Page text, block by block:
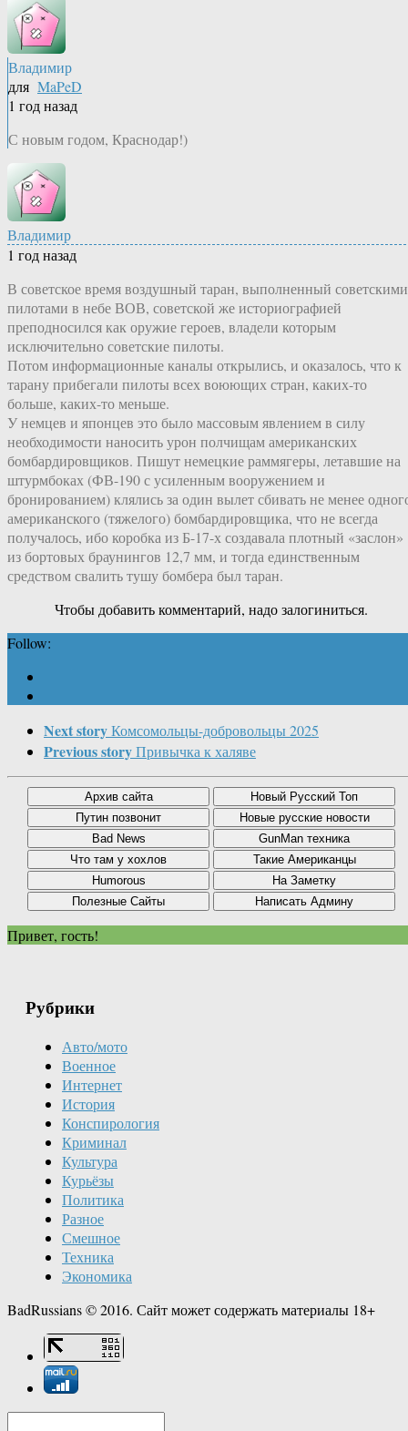
Владимир
для MaPeD
1 год назад
С новым годом, Краснодар!)
Владимир
1 год назад
В советское время воздушный таран, выполненный советскими
пилотами в небе ВОВ, советской же историографией
преподносился как оружие героев, владели которым
исключительно советские пилоты.
Потом информационные каналы открылись, и оказалось, что к
тарану прибегали пилоты всех воюющих стран, каких-то
больше, каких-то меньше.
У немцев и японцев это было массовым явлением в силу
необходимости наносить урон полчищам американских
бомбардировщиков. Пишут немецкие раммягеры, летавшие на
штурмбоках (ФВ-190 с усиленным вооружением и
бронированием) клялись за один вылет сбивать не менее
американского (тяжелого) бомбардировщика, что не всегда
получалось, ибо коробка из Б-17-х создавала плотный «заслон»
из бортовых браунингов 12,7 мм, и тогда единственным
средством свалить тушу бомбера был таран.
Чтобы добавить комментарий, надо залогиниться.
Follow:
Next storyКомсомольцы-добровольцы 2025
Previous storyПривычка к халяве
Привет, гость!
Рубрики
Авто/мото
Военное
Интернет
История
Конспирология
Криминал
Культура
Курьёзы
Политика
Разное
Смешное
Техника
Экономика
BadRussians © 2016. Сайт может содержать материалы 18+